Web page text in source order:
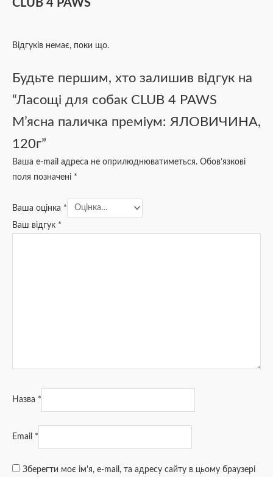
CLUB 4 PAWS
Відгуків немає, поки що.
Будьте першим, хто залишив відгук на
“Ласощі для собак CLUB 4 PAWS
М’ясна паличка преміум: ЯЛОВИЧИНА,
120г”
Ваша e-mail адреса не оприлюднюватиметься. Обов’язкові
поля позначені *
Ваша оцінка *
Ваш відгук *
Назва *
Email *
Зберегти моє ім'я, e-mail, та адресу сайту в цьому браузері